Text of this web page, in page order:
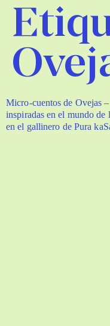
Micro-cuentos de Ovejas
inspiradas en el mundo de
en el gallinero de Pura